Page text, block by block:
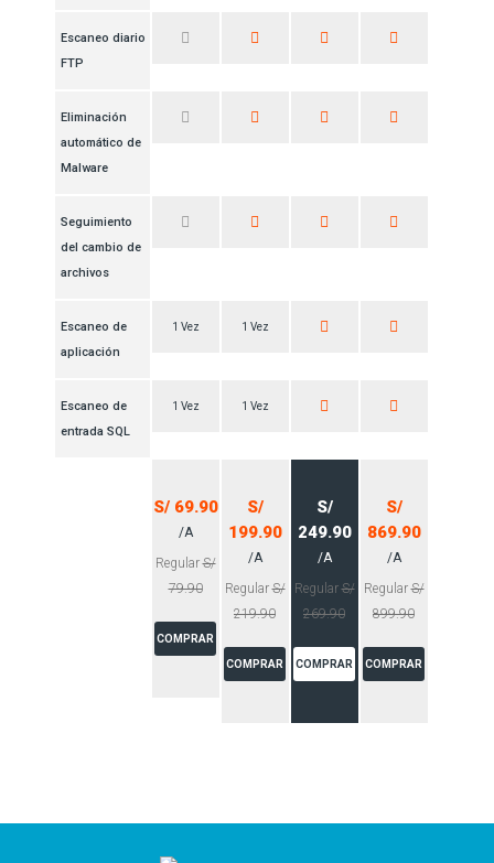
Escaneo diario
FTP
Eliminación
automático de
Malware
Seguimiento
del cambio de
archivos
Escaneo de
aplicación
1 Vez 1 Vez
Escaneo de
entrada SQL
1 Vez 1 Vez
S/ 69.90
/A
RegularS/
79.90
COMPRAR
S/
199.90
/A
RegularS/
219.90
COMPRAR
S/
249.90
/A
RegularS/
269.90
COMPRAR
S/
869.90
/A
RegularS/
899.90
COMPRAR